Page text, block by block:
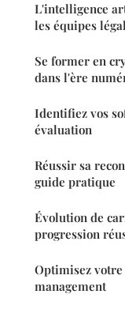
L'intelligence
les équipes
Se former en
dans l'ère
Identifiez vos
évaluation
Réussir sa
guide pratique
Évolution de
progression
Optimisez votre
management